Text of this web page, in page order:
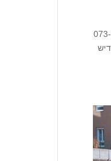
מומלצים באזור קציר חריש 073-7599009